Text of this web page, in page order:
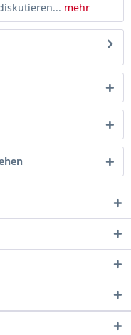
mehr